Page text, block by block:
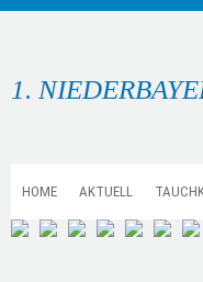
1.
HOME AKTUELL